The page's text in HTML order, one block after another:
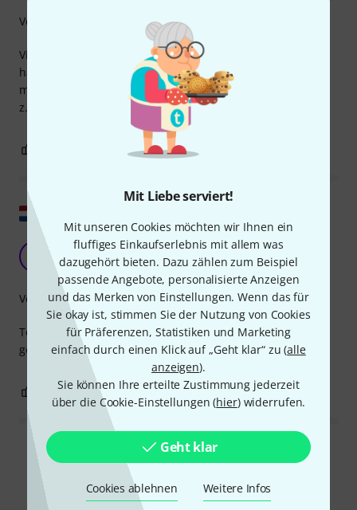
Mit Liebe serviert!
Mit unseren Cookies möchten wir Ihnen ein
fluffiges Einkaufserlebnis mit allem was
dazugehört bieten. Dazu zählen zum Beispiel
passende Angebote, personalisierte Anzeigen
und das Merken von Einstellungen. Wenn das für
Sie okay ist, stimmen Sie der Nutzung von Cookies
für Präferenzen, Statistiken und Marketing
einfach durch einen Klick auf „Geht klar“ zu (alle
anzeigen).
Sie können Ihre erteilte Zustimmung jederzeit
über die Cookie-Einstellungen (hier) widerrufen.
Geht klar
Cookies ablehnen Weitere Infos
Viel kann man nicht sagen, außer dass es perfekt gepasst
hat. Die Höhe des Rack Deckels und die Einbautiefe sollte
man beachten aber dann kann man das Pult wunderbar
z.B. in ein Winkelrack einbauen.
Verarbeitung
BEWERTUNG MELDEN
Dauer
Ronennieshow 03.04.2020
Teuer, aber es passt perfekt. Hätte es nur die Hälfte
gekostet, hätte es 5 Sterne verdient.
Verarbeitung
0 BEWERTUNG MELDEN
Alle Bewertungen lesen